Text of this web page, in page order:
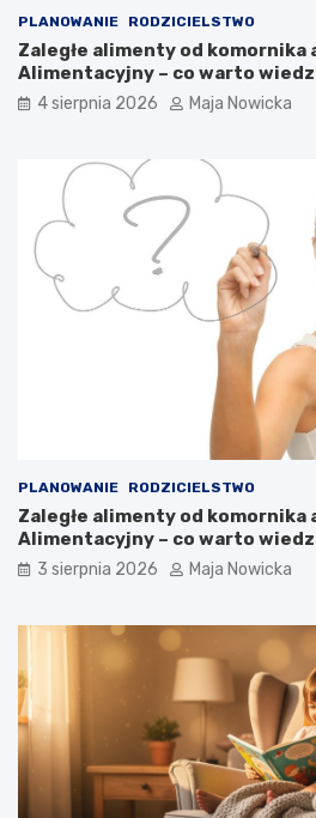
PLANOWANIE RODZICIELSTWO
Zaległe alimenty od komornika
Alimentacyjny – co warto
4 sierpnia 2026 Maja Nowicka
PLANOWANIE RODZICIELSTWO
Zaległe alimenty od komornika
Alimentacyjny – co warto
3 sierpnia 2026 Maja Nowicka